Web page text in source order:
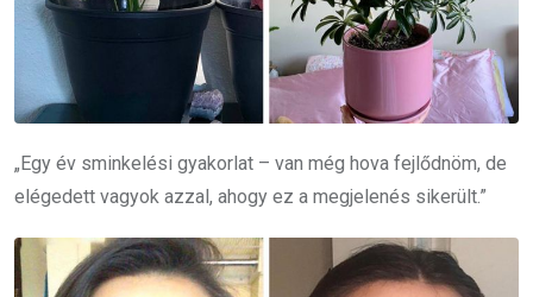
„Egy év sminkelési gyakorlat – van még hova fejlődnöm, de
elégedett vagyok azzal, ahogy ez a megjelenés sikerült.”